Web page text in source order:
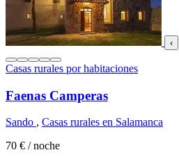
‹
Casas rurales por habitaciones
Faenas Camperas
Sando , Casas rurales en Salamanca
70 € / noche